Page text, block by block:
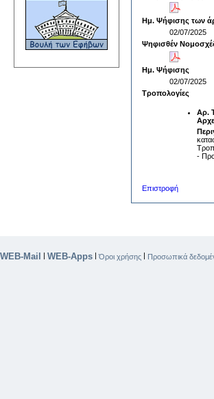
Ημ. Ψήφισης των
02/07/2025
Ψηφισθέν
Ημ. Ψήφισης
02/07/2025
Τροπολογίες
Αρ.
-
Επιστροφή
WEB-Mail | WEB-Apps |Όροι χρήσης | Προσωπικά